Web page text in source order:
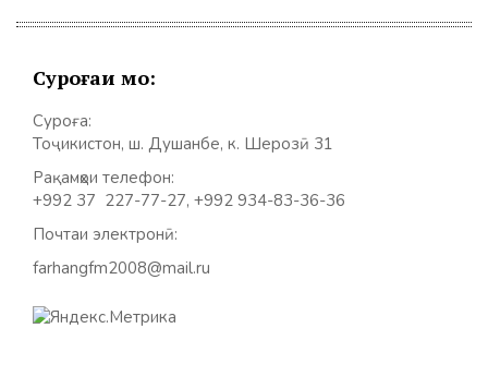
Суроғаи мо:
Суроға:
Тоҷикистон, ш. Душанбе, к. Шерозӣ 31
Рақамҳои телефон:
+992 37 227-77-27, +992 934-83-36-36
Почтаи электронӣ:
farhangfm2008@mail.ru